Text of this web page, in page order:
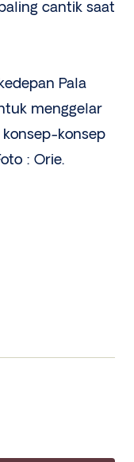
cantik saat
Pala
menggelar
konsep
: Orie.